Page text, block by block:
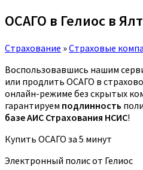
ОСАГО в Гелиос в
Страхование »Страховые
Воспользовавшись нашим
или продлить ОСАГО в
онлайн-режиме без скрытых
гарантируем подлинность
базе АИС Страхования НСИС!
Купить ОСАГО за 5 минут
Электронный полис от Гелиос